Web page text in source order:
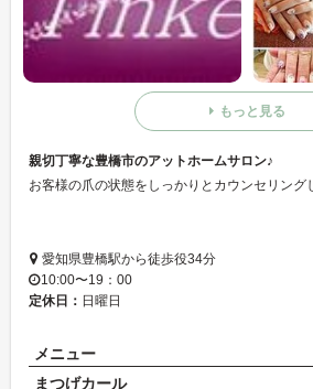
もっと見る
親切丁寧な豊橋市のアットホームサロン♪
愛知県豊橋駅から徒歩役34分
10:00〜19：00
定休日： 日曜日
メニュー
まつげカール